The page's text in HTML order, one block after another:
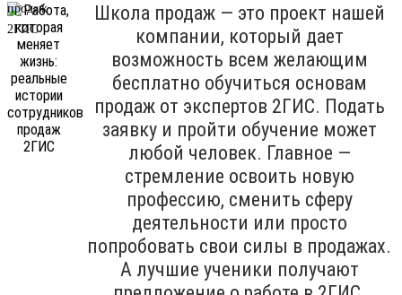
Школа продаж — это проект нашей
компании, который дает
возможность всем желающим
бесплатно обучиться основам
продаж от экспертов 2ГИС. Подать
заявку и пройти обучение может
любой человек. Главное —
стремление освоить новую
профессию, сменить сферу
деятельности или просто
попробовать свои силы в продажах.
А лучшие ученики получают